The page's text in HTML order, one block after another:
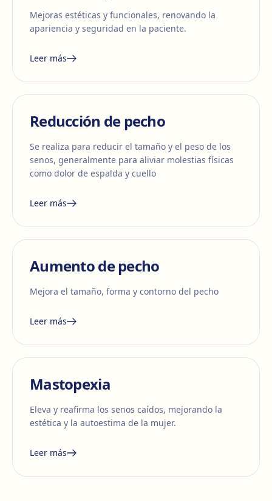
Mejoras estéticas y funcionales, renovando la
apariencia y seguridad en la paciente.
Leer más
Reducción de pecho
Se realiza para reducir el tamaño y el peso de los
senos, generalmente para aliviar molestias físicas
como dolor de espalda y cuello
Leer más
Aumento de pecho
Mejora el tamaño, forma y contorno del pecho
Leer más
Mastopexia
Eleva y reafirma los senos caídos, mejorando la
estética y la autoestima de la mujer.
Leer más